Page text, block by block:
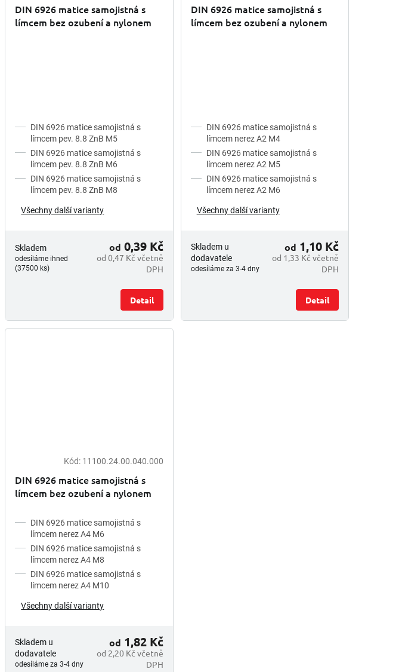
DIN 6926 matice samojistná s
límcem bez ozubení a nylonem
DIN 6926 matice samojistná s
límcem pev. 8.8 ZnB M5
DIN 6926 matice samojistná s
límcem pev. 8.8 ZnB M6
DIN 6926 matice samojistná s
límcem pev. 8.8 ZnB M8
Všechny další varianty
Skladem
odesíláme ihned
(37500 ks)
od 0,47 Kč včetně
DPH
od 0,39 Kč
Detail
DIN 6926 matice samojistná s
límcem bez ozubení a nylonem
DIN 6926 matice samojistná s
límcem nerez A2 M4
DIN 6926 matice samojistná s
límcem nerez A2 M5
DIN 6926 matice samojistná s
límcem nerez A2 M6
Všechny další varianty
Skladem u
dodavatele
odesíláme za 3-4 dny
od 1,33 Kč včetně
DPH
od 1,10 Kč
Detail
Kód: 11100.24.00.040.000
DIN 6926 matice samojistná s
límcem bez ozubení a nylonem
DIN 6926 matice samojistná s
límcem nerez A4 M6
DIN 6926 matice samojistná s
límcem nerez A4 M8
DIN 6926 matice samojistná s
límcem nerez A4 M10
Všechny další varianty
Skladem u
dodavatele
odesíláme za 3-4 dny
od 2,20 Kč včetně
DPH
od 1,82 Kč